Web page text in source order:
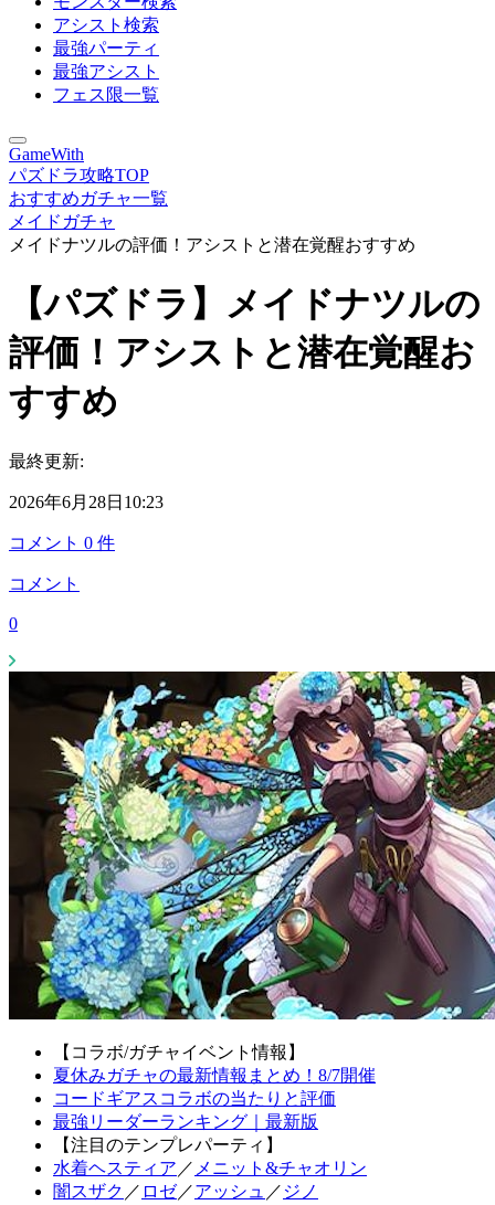
アシスト検索
最強パーティ
最強アシスト
フェス限一覧
GameWith
パズドラ攻略TOP
おすすめガチャ一覧
メイドガチャ
メイドナツルの評価！アシストと潜在覚醒おすすめ
【パズドラ】メイドナツルの
評価！アシストと潜在覚醒お
すすめ
最終更新:
2026年6月28日10:23
コメント 0 件
コメント
0
【コラボ/ガチャイベント情報】
夏休みガチャの最新情報まとめ！8/7開催
コードギアスコラボの当たりと評価
最強リーダーランキング｜最新版
【注目のテンプレパーティ】
水着ヘスティア ／ メニット&チャオリン
闇スザク ／ ロゼ／アッシュ ／ ジノ